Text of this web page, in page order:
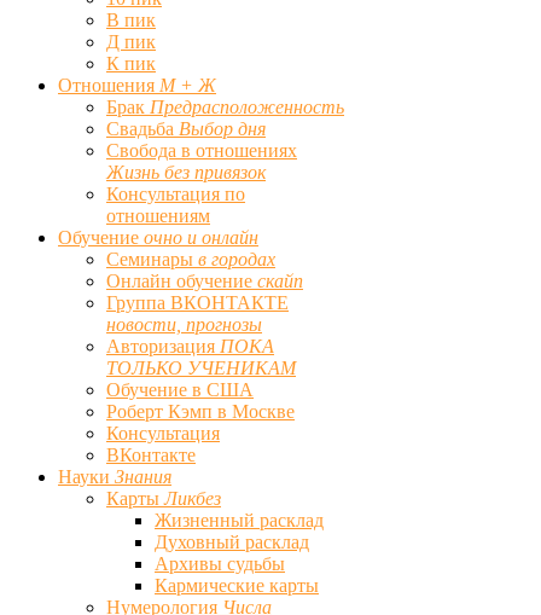
В пик
Д пик
К пик
Отношения М + Ж
Брак Предрасположенность
Свадьба Выбор дня
Свобода в отношениях
Жизнь без привязок
Консультация по
отношениям
Обучение очно и онлайн
Семинары в городах
Онлайн обучение скайп
Группа ВКОНТАКТЕ
новости, прогнозы
Авторизация ПОКА
ТОЛЬКО УЧЕНИКАМ
Обучение в США
Роберт Кэмп в Москве
Консультация
ВКонтакте
Науки Знания
КартыЛикбез
Жизненный расклад
Духовный расклад
Архивы судьбы
Кармические карты
Нумерология Числа